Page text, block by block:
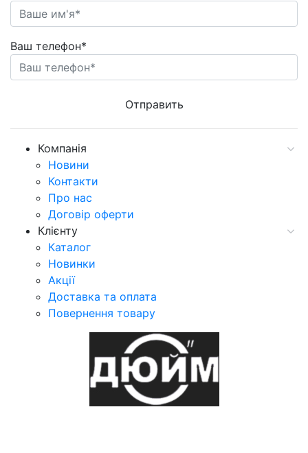
Ваш телефон*
Компанія
Новини
Контакти
Про нас
Договір оферти
Клієнту
Каталог
Новинки
Акції
Доставка та оплата
Повернення товару